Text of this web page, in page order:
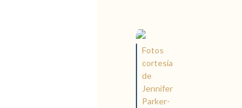
Fotos
cortesía
de
Jennifer
Parker-